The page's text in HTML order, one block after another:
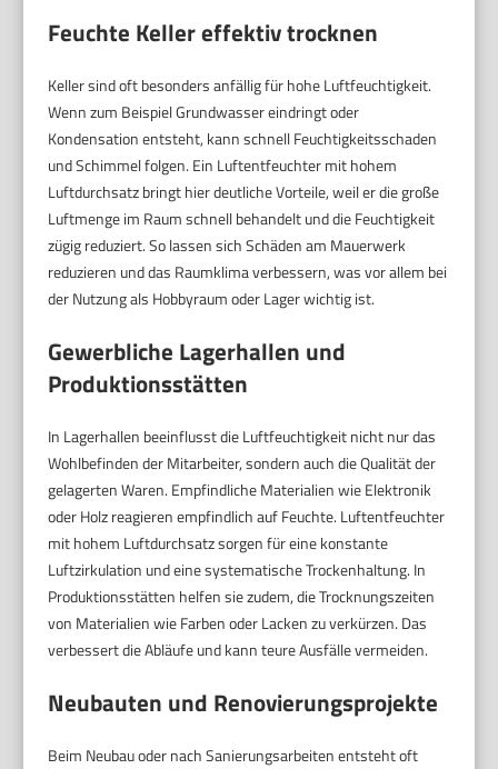
Feuchte Keller effektiv trocknen
Keller sind oft besonders anfällig für hohe Luftfeuchtigkeit.
Wenn zum Beispiel Grundwasser eindringt oder
Kondensation entsteht, kann schnell Feuchtigkeitsschaden
und Schimmel folgen. Ein Luftentfeuchter mit hohem
Luftdurchsatz bringt hier deutliche Vorteile, weil er die große
Luftmenge im Raum schnell behandelt und die Feuchtigkeit
zügig reduziert. So lassen sich Schäden am Mauerwerk
reduzieren und das Raumklima verbessern, was vor allem bei
der Nutzung als Hobbyraum oder Lager wichtig ist.
Gewerbliche Lagerhallen und
Produktionsstätten
In Lagerhallen beeinflusst die Luftfeuchtigkeit nicht nur das
Wohlbefinden der Mitarbeiter, sondern auch die Qualität der
gelagerten Waren. Empfindliche Materialien wie Elektronik
oder Holz reagieren empfindlich auf Feuchte. Luftentfeuchter
mit hohem Luftdurchsatz sorgen für eine konstante
Luftzirkulation und eine systematische Trockenhaltung. In
Produktionsstätten helfen sie zudem, die Trocknungszeiten
von Materialien wie Farben oder Lacken zu verkürzen. Das
verbessert die Abläufe und kann teure Ausfälle vermeiden.
Neubauten und Renovierungsprojekte
Beim Neubau oder nach Sanierungsarbeiten entsteht oft